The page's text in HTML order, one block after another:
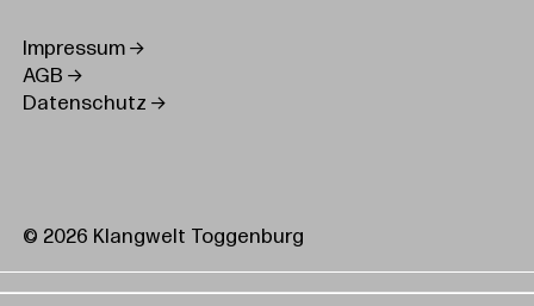
Impressum
AGB
Datenschutz
© 2026 Klangwelt Toggenburg